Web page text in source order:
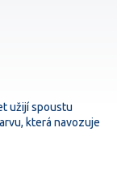
užijí spoustu
která navozuje